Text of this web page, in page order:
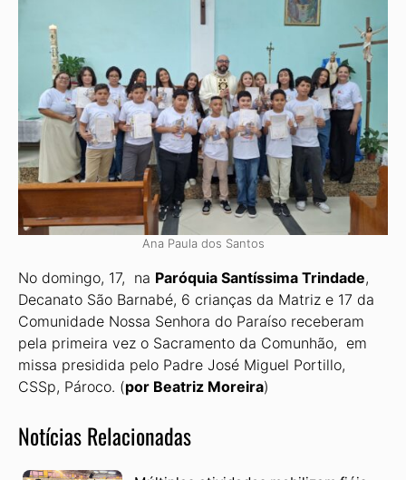
Ana Paula dos Santos
No domingo, 17, na Paróquia Santíssima Trindade,
Decanato São Barnabé, 6 crianças da Matriz e 17 da
Comunidade Nossa Senhora do Paraíso receberam
pela primeira vez o Sacramento da Comunhão, em
missa presidida pelo Padre José Miguel Portillo,
CSSp, Pároco. (por Beatriz Moreira)
Notícias Relacionadas